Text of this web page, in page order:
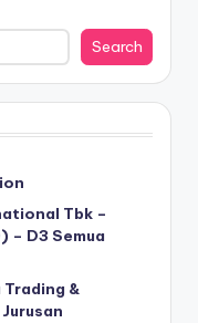
Search
Tbk –
– D3 Semua
Trading &